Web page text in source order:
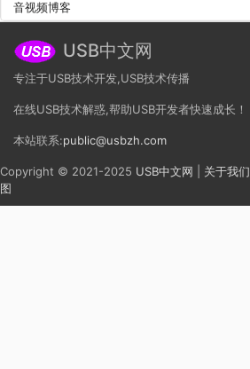
音视频博客
USB中文网
专注于USB技术开发,USB技术传播
在线USB技术解惑,帮助USB开发者快速成长！
本站联系:public@usbzh.com
Copyright © 2021-2025 USB中文网 关于我们
图